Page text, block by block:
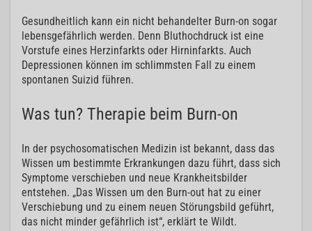
Gesundheitlich kann ein nicht behandelter Burn-on sogar
lebensgefährlich werden. Denn Bluthochdruck ist eine
Vorstufe eines Herzinfarkts oder Hirninfarkts. Auch
Depressionen können im schlimmsten Fall zu einem
spontanen Suizid führen.
Was tun? Therapie beim Burn-on
In der psychosomatischen Medizin ist bekannt, dass das
Wissen um bestimmte Erkrankungen dazu führt, dass sich
Symptome verschieben und neue Krankheitsbilder
entstehen. „Das Wissen um den Burn-out hat zu einer
Verschiebung und zu einem neuen Störungsbild geführt,
das nicht minder gefährlich ist“, erklärt te Wildt.